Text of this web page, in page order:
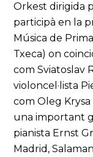
Orkest dirigida
participà en la
Música de
Txeca) on
com Sviatoslav
violoncel·lista
com Oleg Krysa
una important
pianista Ernst
Madrid,